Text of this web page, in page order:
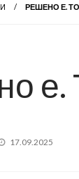
РЕШЕНО Е.
е.
Posted
17.09.2025